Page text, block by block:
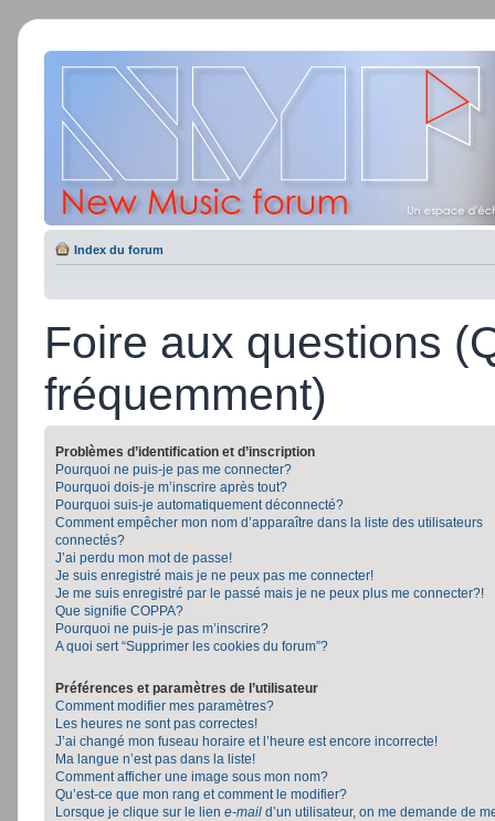
Index du forum
Foire aux questions
fréquemment)
Problèmes d’identification et d’inscription
Pourquoi ne puis-je pas me connecter?
Pourquoi dois-je m’inscrire après tout?
Pourquoi suis-je automatiquement déconnecté?
Comment empêcher mon nom d’apparaître dans la liste des utilisateurs
connectés?
J’ai perdu mon mot de passe!
Je suis enregistré mais je ne peux pas me connecter!
Je me suis enregistré par le passé mais je ne peux plus me connecter?!
Que signifie COPPA?
Pourquoi ne puis-je pas m’inscrire?
A quoi sert “Supprimer les cookies du forum”?
Préférences et paramètres de l’utilisateur
Comment modifier mes paramètres?
Les heures ne sont pas correctes!
J’ai changé mon fuseau horaire et l’heure est encore incorrecte!
Ma langue n’est pas dans la liste!
Comment afficher une image sous mon nom?
Qu’est-ce que mon rang et comment le modifier?
Lorsque je clique sur le lien e-mail d’un utilisateur, on me demande de